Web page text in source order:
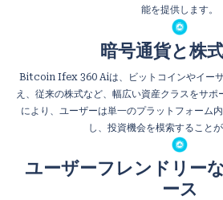
能を提供します。
暗号通貨と株式
Bitcoin Ifex 360 Aiは、ビットコインやイー
え、従来の株式など、幅広い資産クラスをサポ
により、ユーザーは単一のプラットフォーム
し、投資機会を模索することが
ユーザーフレンドリー
ース